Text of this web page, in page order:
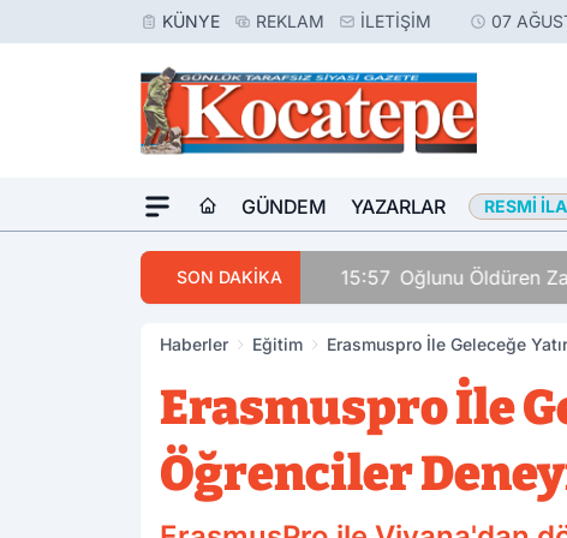
KÜNYE REKLAM İLETIŞIM 07
GÜNDEM YAZARLAR RESMI
SON DAKİKA 15:57 Oğlunu Öldüren
Haberler Eğitim Erasmuspro İle Geleceğe
Erasmuspro İle
Öğrenciler